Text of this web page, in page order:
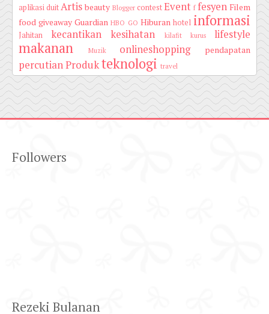
aplikasi duitArtis beauty Blogger contestEvent f fesyen Filem
food giveaway Guardian HBO GO Hiburan hotel informasi
Jahitan kecantikan kesihatan kilafit kurus lifestyle
makanan Muzik onlineshopping pendapatan
percutianProdukteknologi travel
Followers
Rezeki Bulanan